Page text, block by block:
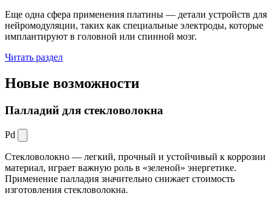
Еще одна сфера применения платины — детали устройств для
нейромодуляции, таких как специальные электроды, которые
имплантируют в головной или спинной мозг.
Читать раздел
Новые возможности
Палладий для стекловолокна
Pd
Стекловолокно — легкий, прочный и устойчивый к коррозии
материал, играет важную роль в «зеленой» энергетике.
Применение палладия значительно снижает стоимость
изготовления стекловолокна.